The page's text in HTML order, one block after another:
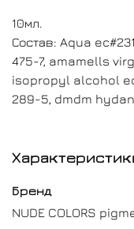
10мл.
Состав: Aqua
475-7, amamells
isopropyl alcohol
289-5, dmdm
Бренд
NUDE COLORS